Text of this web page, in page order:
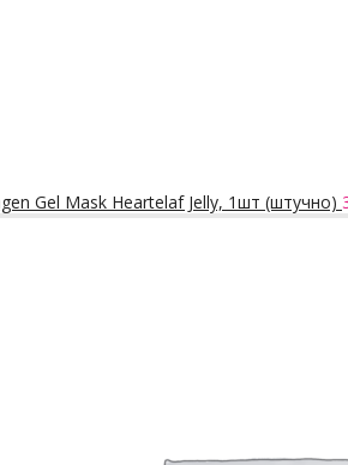
Gel Mask Heartelaf Jelly, 1шт (штучно)